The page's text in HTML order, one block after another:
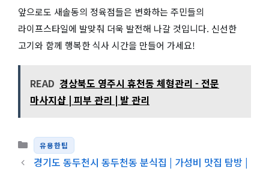
앞으로도 새솔동의 정육점들은 변화하는 주민들의
라이프스타일에 발맞춰 더욱 발전해 나갈 것입니다. 신선한
고기와 함께 행복한 식사 시간을 만들어 가세요!
READ 경상북도 영주시 휴천동 체형관리 - 전문
마사지샵 | 피부 관리 | 발 관리
카테고리
유용한팁
경기도 동두천시 동두천동 분식집 | 가성비 맛집 탐방 |